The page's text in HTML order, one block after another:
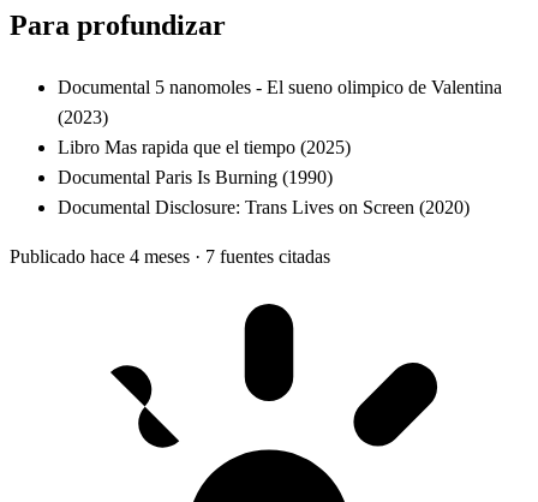
Para profundizar
Documental 5 nanomoles - El sueno olimpico de Valentina
(2023)
Libro Mas rapida que el tiempo (2025)
Documental Paris Is Burning (1990)
Documental Disclosure: Trans Lives on Screen (2020)
Publicado hace 4 meses · 7 fuentes citadas